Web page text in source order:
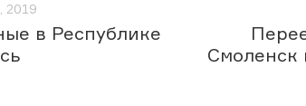
2019
в Республике
Смоленск